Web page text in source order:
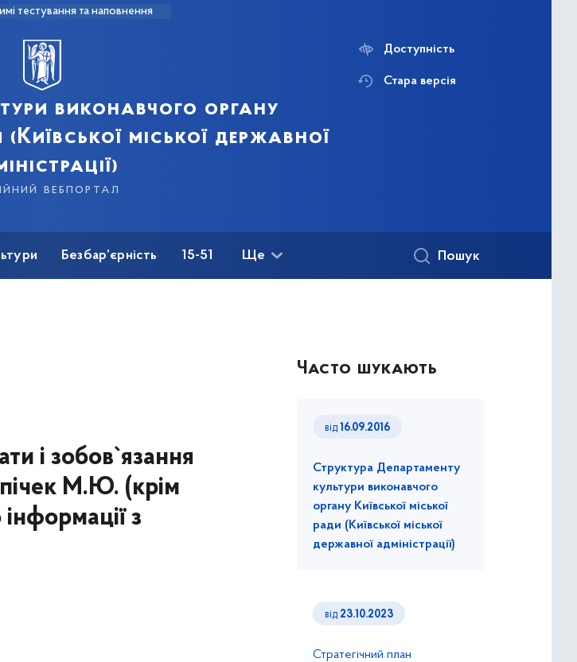
тестування та наповнення
виконавчого органу
(Київської міської державної
вебпортал
Доступність
Стара версія
Безбар’єрність 15-51 Ще Пошук
і зобов`язання
М.Ю. (крім
з
Часто шукають
від 16.09.2016
Структура Департаменту
культури виконавчого
органу Київської міської
ради (Київської міської
державної адміністрації)
від 23.10.2023
Стратегічний план